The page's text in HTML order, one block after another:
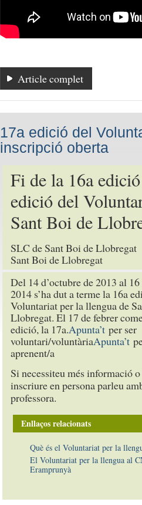
Article complet
17a edició del
inscripció oberta
Fi de la 16a
edició del
Sant Boi de
SLC de Sant Boi de Llobregat
Sant Boi de Llobregat
Del 14 d’octubre de 2013 al
2014 s’ha dut a terme la 16a
Voluntariat per la llengua de
Llobregat. El 17 de febrer
edició, la 17a.Apunta’tper ser
voluntari/voluntàriaApunta’t
aprenent/a
Si necessiteu més informació
inscriure en persona parleu
professora.
Enllaços relacionats
Què és el Voluntariat per la
El Voluntariat per la llengua al
Eramprunyà